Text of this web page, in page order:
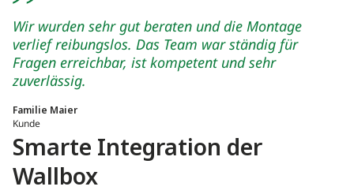
Wir wurden sehr gut beraten und die Montage
verlief reibungslos. Das Team war ständig für
Fragen erreichbar, ist kompetent und sehr
zuverlässig.
Familie Maier
Kunde
Smarte Integration der
Wallbox